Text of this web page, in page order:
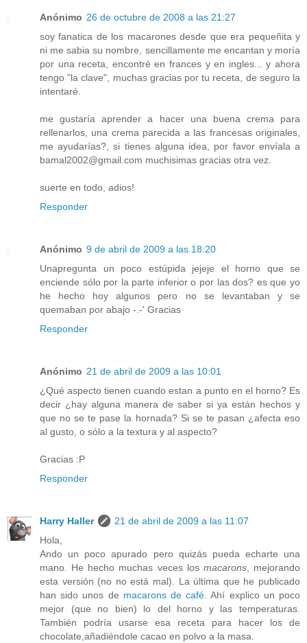
Anónimo 26 de octubre de 2008 a las 21:27
soy fanatica de los macarones desde que era pequeñita y
ni me sabia su nombre, sencillamente me encantan y moría
por una receta, encontré en frances y en ingles... y ahora
tengo "la clave", muchas gracias por tu receta, de seguro la
intentaré.
me gustaría aprender a hacer una buena crema para
rellenarlos, una crema parecida a las francesas originales,
me ayudarías?, si tienes alguna idea, por favor envíala a
bamal2002@gmail.com muchisimas gracias otra vez.
suerte en todo, adios!
Responder
Anónimo 9 de abril de 2009 a las 18:20
Unapregunta un poco estúpida jejeje el horno que se
enciende sólo por la parte inferior o por las dos? es que yo
he hecho hoy algunos pero no se levantaban y se
quemaban por abajo -.-' Gracias
Responder
Anónimo 21 de abril de 2009 a las 10:01
¿Qué aspecto tienen cuando estan a punto en el horno? Es
decir ¿hay alguna manera de saber si ya están hechos y
que no se te pase la hornada? Si se te pasan ¿afecta eso
al gusto, o sólo a la textura y al aspecto?
Gracias :P
Responder
Harry Haller
21 de abril de 2009 a las 11:07
Hola,
Ando un poco apurado pero quizás pueda echarte una
mano. He hecho muchas veces los macarons, mejorando
esta versión (no no está mal). La última que he publicado
han sido unos de macarons de café. Ahí explico un poco
mejor (que no bien) lo del horno y las temperaturas.
También podría usarse esa receta para hacer los de
chocolate,añadiéndole cacao en polvo a la masa.